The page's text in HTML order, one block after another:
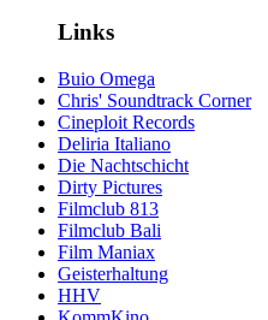
Links
Buio Omega
Chris' Soundtrack Corner
Cineploit Records
Deliria Italiano
Die Nachtschicht
Dirty Pictures
Filmclub 813
Filmclub Bali
Film Maniax
Geisterhaltung
HHV